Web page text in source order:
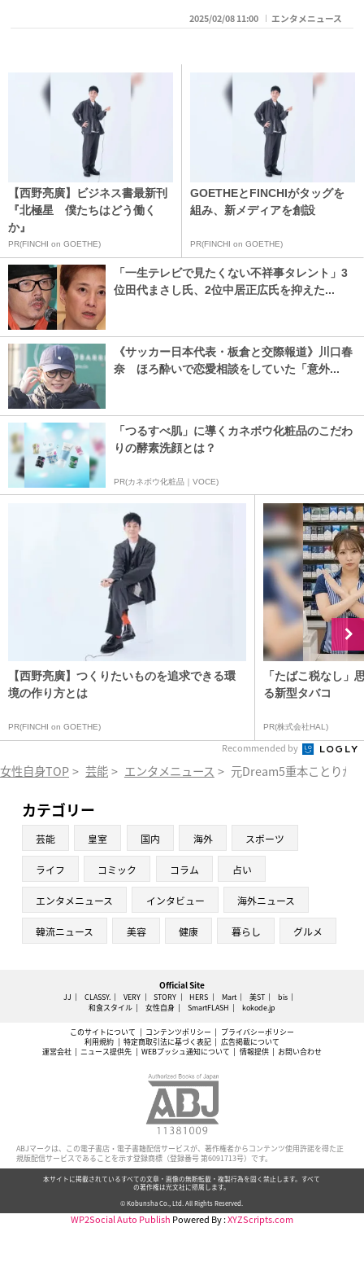
2025/02/08 11:00 エンタメニュース
【西野亮廣】ビジネス書最新刊
『北極星 僕たちはどう働く
か』
PR(FINCHI on GOETHE)
GOETHEとFINCHIがタッグを
組み、新メディアを創設
PR(FINCHI on GOETHE)
「一生テレビで見たくない不祥事タレント」3
位田代まさし氏、2位中居正広氏を抑えた...
《サッカー日本代表・板倉と交際報道》川口春
奈 ほろ酔いで恋愛相談をしていた「意外...
「つるすべ肌」に導くカネボウ化粧品のこだわ
りの酵素洗顔とは？
PR(カネボウ化粧品｜VOCE)
【西野亮廣】つくりたいものを追求できる環
境の作り方とは
PR(FINCHI on GOETHE)
「たばこ税なし」
る新型タバコ
PR(株式会社HAL)
Recommended by
女性自身TOP > 芸能 > エンタメニュース > 元Dream5重本ことりが
カテゴリー
芸能 皇室 国内 海外 スポーツ
ライフ コミック コラム 占い
エンタメニュース インタビュー 海外ニュース
韓流ニュース 美容 健康 暮らし グルメ
Official Site
JJ CLASSY. VERY STORY HERS Mart 美ST
bis
和食スタイル
女性自身 SmartFLASH kokode.jp
このサイトについて コンテンツポリシー
プライバシーポリシー
利用規約
特定商取引法に基づく表記
広告掲載について
運営会社
ニュース提供先 WEBプッシュ通知について 情報提供 お問い合わせ
ABJマークは、この電子書店・電子書籍配信サービスが、著作権者からコンテンツ使用許諾を得た正
規版配信サービスであることを示す登録商標（登録番号 第6091713号）です。
本サイトに掲載されているすべての文章・画像の無断転載・複製行為を固く禁止します。すべて
の著作権は光文社に帰属します。
© Kobunsha Co., Ltd. All Rights Reserved.
WP2Social Auto Publish Powered By :XYZScripts.com